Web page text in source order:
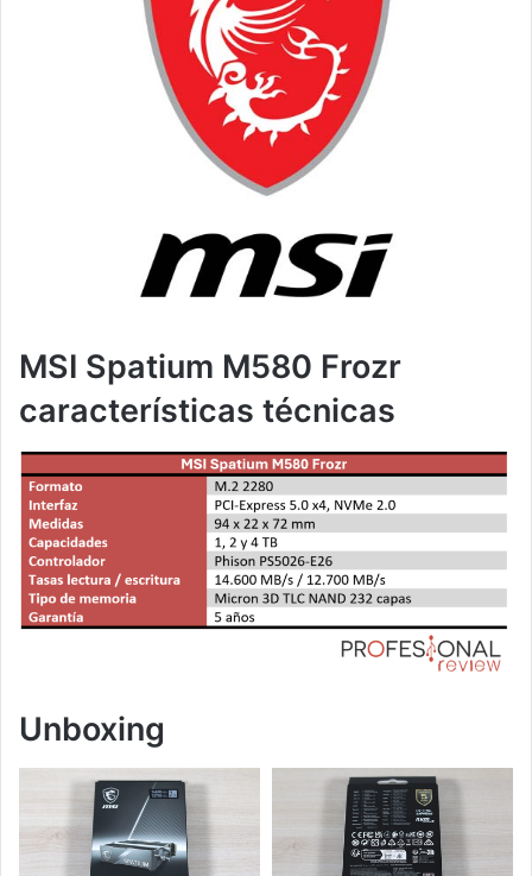
MSI Spatium M580 Frozr
características técnicas
Unboxing